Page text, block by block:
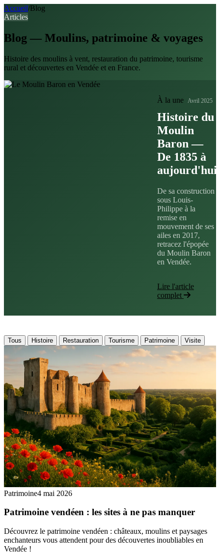
Accueil/Blog
Articles
Blog — Moulins, patrimoine & voyages
Histoire des moulins à vent, restauration du patrimoine, tourisme
rural et découvertes en Vendée et en France.
À la une Avril 2025
Histoire du
Moulin
Baron —
De 1835 à
aujourd'hui
De sa construction
sous Louis-
Philippe à la
remise en
mouvement de ses
ailes en 2017,
retracez l'épopée
du Moulin Baron
en Vendée.
Lire l'article
complet
Tous Histoire Restauration Tourisme Patrimoine Visite
Patrimoine4 mai 2026
Patrimoine vendéen : les sites à ne pas manquer
Découvrez le patrimoine vendéen : châteaux, moulins et paysages
enchanteurs vous attendent pour des découvertes inoubliables en
Vendée !